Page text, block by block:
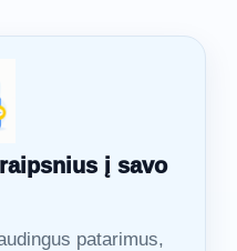
į savo
patarimus,